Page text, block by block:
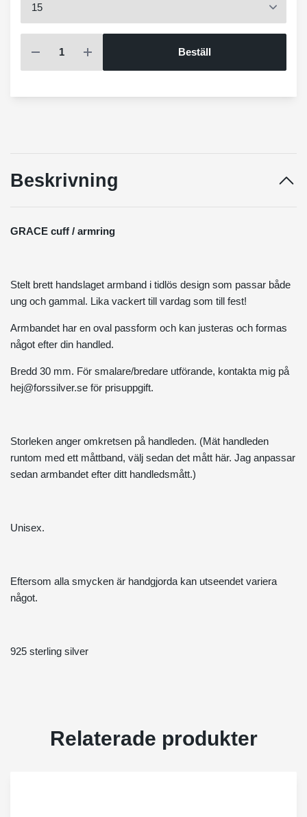
Beställ
Beskrivning
GRACE cuff / armring
Stelt brett handslaget armband i tidlös design som passar både
ung och gammal. Lika vackert till vardag som till fest!
Armbandet har en oval passform och kan justeras och formas
något efter din handled.
Bredd 30 mm. För smalare/bredare utförande, kontakta mig på
hej@forssilver.se för prisuppgift.
Storleken anger omkretsen på handleden. (Mät handleden
runtom med ett måttband, välj sedan det mått här. Jag anpassar
sedan armbandet efter ditt handledsmått.)
Unisex.
Eftersom alla smycken är handgjorda kan utseendet variera
något.
925 sterling silver
Relaterade produkter